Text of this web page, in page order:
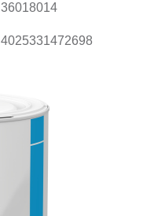
36018014
4025331472698